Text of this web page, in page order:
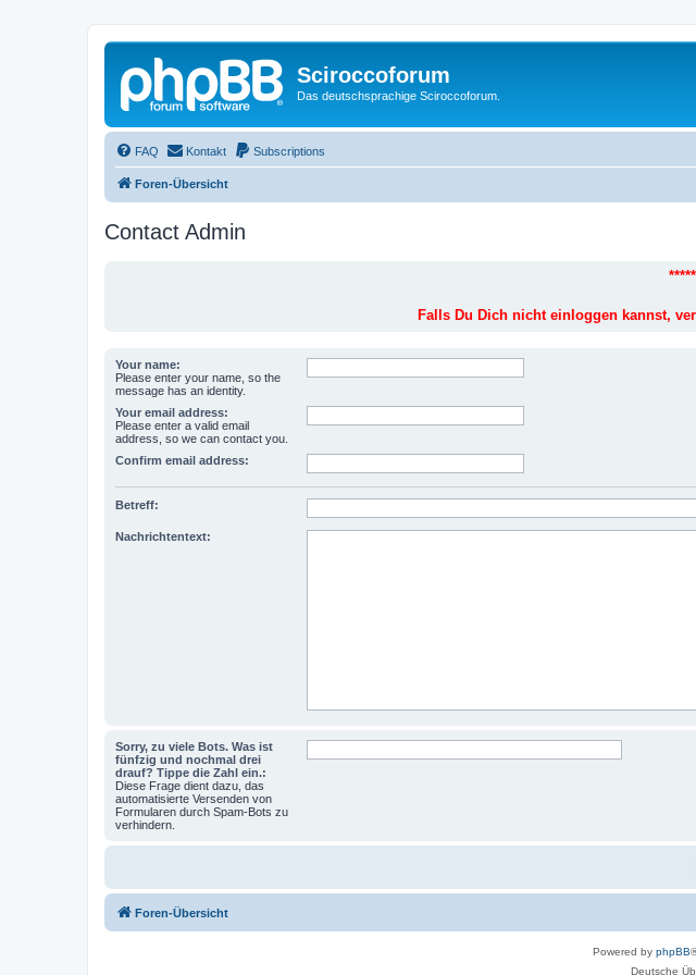
Sciroccoforum
Das deutschsprachige Sciroccoforum.
FAQ Kontakt Subscriptions
Foren-Übersicht
Contact Admin
Falls Du Dich nicht einloggen kannst,
Your name:
Please enter your name, so the
message has an identity.
Your email address:
Please enter a valid email
address, so we can contact you.
Confirm email address:
Betreff:
Nachrichtentext:
Sorry, zu viele Bots. Was ist
fünfzig und nochmal drei
drauf? Tippe die Zahl ein.:
Diese Frage dient dazu, das
automatisierte Versenden von
Formularen durch Spam-Bots zu
verhindern.
Foren-Übersicht
Powered by phpBB
Deutsche